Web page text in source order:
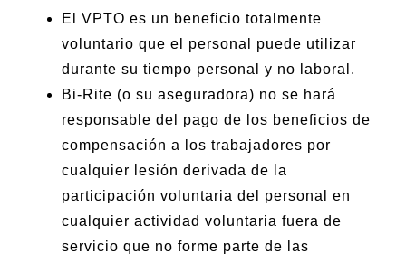
El VPTO es un beneficio totalmente
voluntario que el personal puede utilizar
durante su tiempo personal y no laboral.
Bi-Rite (o su aseguradora) no se hará
responsable del pago de los beneficios de
compensación a los trabajadores por
cualquier lesión derivada de la
participación voluntaria del personal en
cualquier actividad voluntaria fuera de
servicio que no forme parte de las